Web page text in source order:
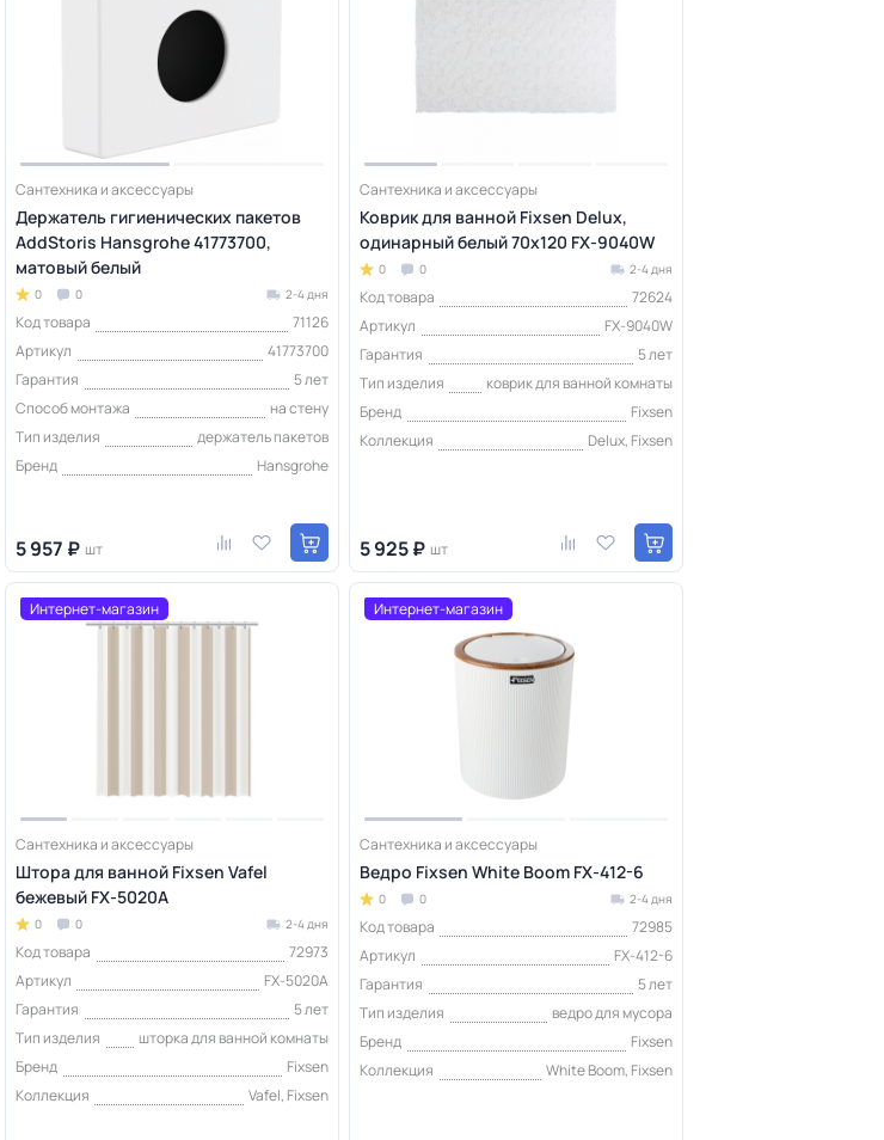
Сантехника и аксессуары
Держатель гигиенических пакетов
AddStoris Hansgrohe 41773700,
матовый белый
0 0 2-4 дня
Код товара
71126
Артикул
41773700
Гарантия
5 лет
Способ монтажа
на стену
Тип изделия
держатель пакетов
Бренд
Hansgrohe
5 957 ₽ шт
Сантехника и аксессуары
Коврик для ванной Fixsen Delux,
одинарный белый 70х120 FX-9040W
0 0 2-4 дня
Код товара
72624
Артикул
FX-9040W
Гарантия
5 лет
Тип изделия
коврик для ванной комнаты
Бренд
Fixsen
Коллекция
Delux, Fixsen
5 925 ₽ шт
Интернет-магазин
Сантехника и аксессуары
Штора для ванной Fixsen Vafel
бежевый FX-5020A
0 0 2-4 дня
Код товара
72973
Артикул
FX-5020A
Гарантия
5 лет
Тип изделия
шторка для ванной комнаты
Бренд
Fixsen
Коллекция
Vafel, Fixsen
Интернет-магазин
Сантехника и аксессуары
Ведро Fixsen White Boom FX-412-6
0 0 2-4 дня
Код товара
72985
Артикул
FX-412-6
Гарантия
5 лет
Тип изделия
ведро для мусора
Бренд
Fixsen
Коллекция
White Boom, Fixsen